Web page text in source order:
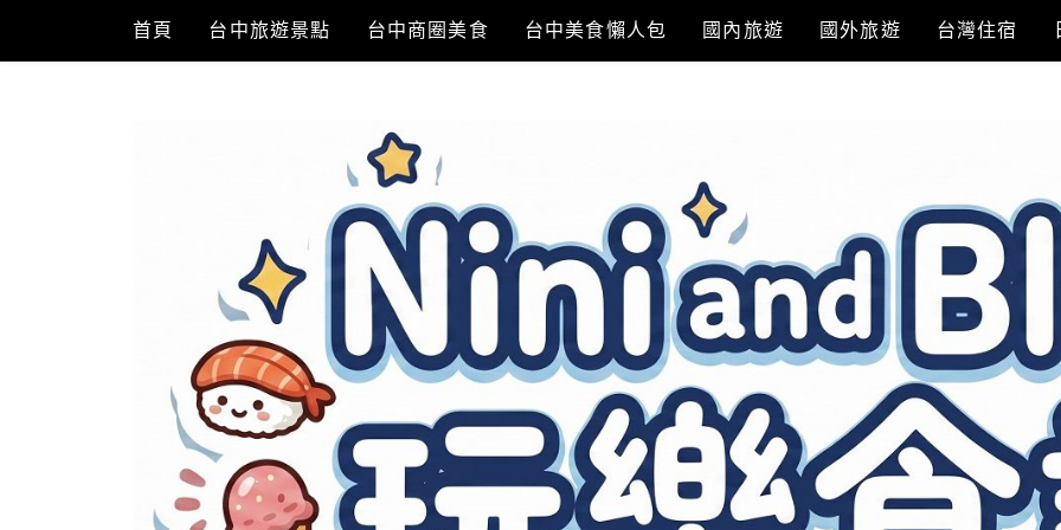
content
首頁 台中旅遊景點 台中商圈美食 台中美食懶人包 國內旅遊 國外旅遊 台灣住宿